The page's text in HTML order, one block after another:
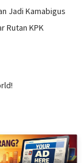
Jadi Kamabigus
Rutan KPK